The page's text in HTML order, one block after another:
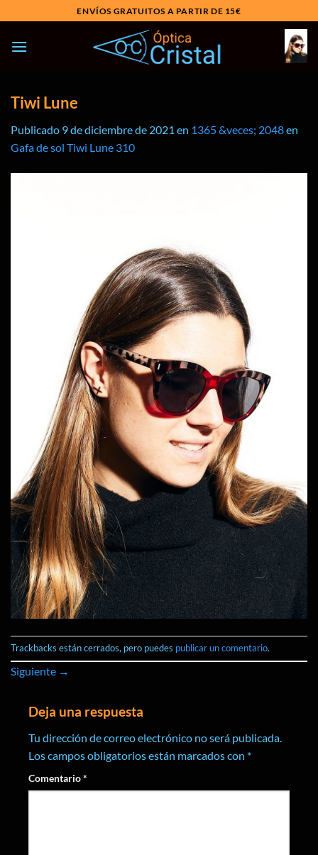
al
contenido
ENVÍOS GRATUITOS A PARTIR DE 15€
Tiwi Lune
Publicado 9 de diciembre de 2021 en 1365 &veces; 2048en
Gafa de sol Tiwi Lune 310
Trackbacks están cerrados, pero puedes publicar un comentario.
Siguiente →
Deja una respuesta
Tu dirección de correo electrónico no será publicada.
Los campos obligatorios están marcados con *
Comentario*